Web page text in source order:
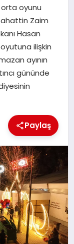
oyunu
Zaim
Hasan
ilişkin
ayının
gününde
Paylaş